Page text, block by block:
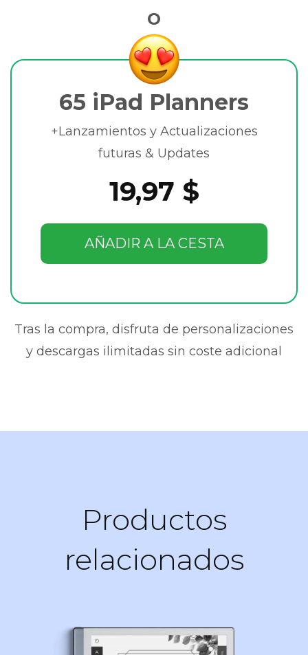
O
65 iPad Planners
+Lanzamientos y Actualizaciones
futuras & Updates
19,97 $
AÑADIR A LA CESTA
Tras la compra, disfruta de personalizaciones
y descargas ilimitadas sin coste adicional
Productos
relacionados